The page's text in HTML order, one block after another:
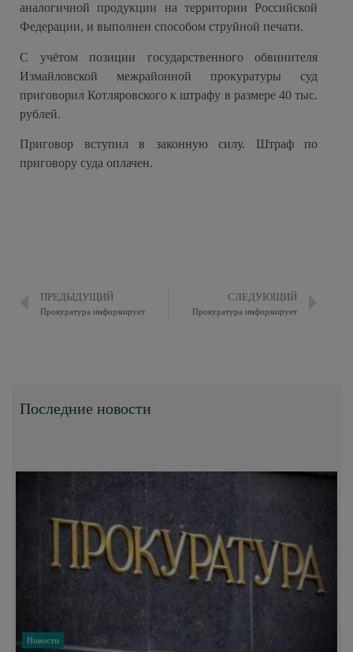
аналогичной продукции на территории Российской
Федерации, и выполнен способом струйной печати.
С учётом позиции государственного обвинителя
Измайловской межрайонной прокуратуры суд
приговорил Котляровского к штрафу в размере 40 тыс.
рублей.
Приговор вступил в законную силу. Штраф по
приговору суда оплачен.
ПРЕДЫДУЩИЙ
Прокуратура информирует
СЛЕДУЮЩИЙ
Прокуратура информирует
Последние новости
Новости